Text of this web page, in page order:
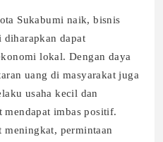
Sukabumi naik, bisnis
dapat
lokal. Dengan daya
uang di masyarakat juga
usaha kecil dan
imbas positif.
meningkat, permintaan